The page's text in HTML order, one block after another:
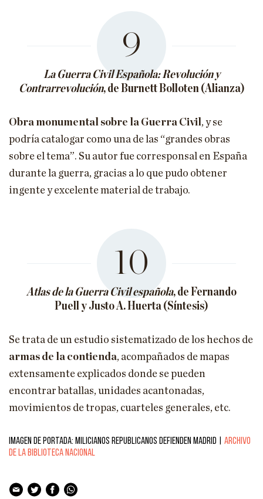
9
La Guerra Civil Española: Revolución y
Contrarrevolución, de Burnett Bolloten (Alianza)
Obra monumental sobre la Guerra Civil, y se
podría catalogar como una de las “grandes obras
sobre el tema”. Su autor fue corresponsal en España
durante la guerra, gracias a lo que pudo obtener
ingente y excelente material de trabajo.
10
Atlas de la Guerra Civil española, de Fernando
Puell y Justo A. Huerta (Síntesis)
Se trata de un estudio sistematizado de los hechos de
armas de la contienda, acompañados de mapas
extensamente explicados donde se pueden
encontrar batallas, unidades acantonadas,
movimientos de tropas, cuarteles generales, etc.
Imagen de portada: Milicianos republicanos defienden Madrid | Archivo
de la Biblioteca Nacional